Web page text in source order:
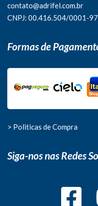
contato@adrifel.com.br
CNPJ: 00.416.504/0001-97
Formas de
> Politicas de Compra
Siga-nos nas Redes